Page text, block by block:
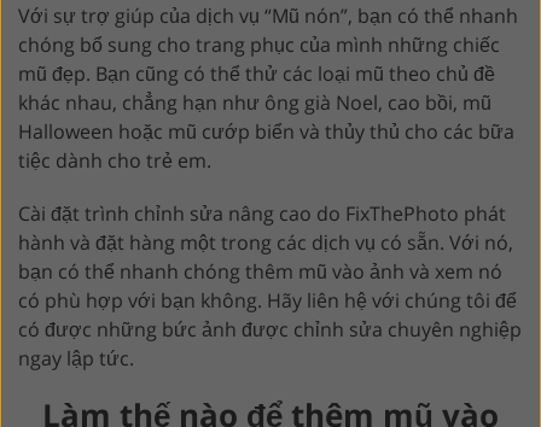
Với sự trợ giúp của dịch vụ “Mũ nón”, bạn có thể nhanh
chóng bổ sung cho trang phục của mình những chiếc
mũ đẹp. Bạn cũng có thể thử các loại mũ theo chủ đề
khác nhau, chẳng hạn như ông già Noel, cao bồi, mũ
Halloween hoặc mũ cướp biển và thủy thủ cho các bữa
tiệc dành cho trẻ em.
Cài đặt trình chỉnh sửa nâng cao do FixThePhoto phát
hành và đặt hàng một trong các dịch vụ có sẵn. Với nó,
bạn có thể nhanh chóng thêm mũ vào ảnh và xem nó
có phù hợp với bạn không. Hãy liên hệ với chúng tôi để
có được những bức ảnh được chỉnh sửa chuyên nghiệp
ngay lập tức.
Làm thế nào để thêm mũ vào